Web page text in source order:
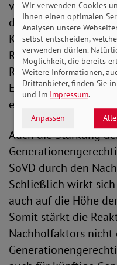
verstärkt würde. Mal
der Vergangenheit
Kürzungsfaktoren in
Riester- und der
Entwicklung der
erläutert Bauer weiter.
Auch die Stärkung
SoVD durch den
Schließlich wirkt sich
auch auf die Höhe
Somit stärkt die
Nachholfaktors nicht
Wir verwenden Cookies
Ihnen einen optimalen
Analysen unsere
selbst entscheiden,
verwenden dürfen.
Möglichkeit, die bereits
Weitere Informationen,
Drittanbieter, finden Sie
und im Impressum.
Anpassen